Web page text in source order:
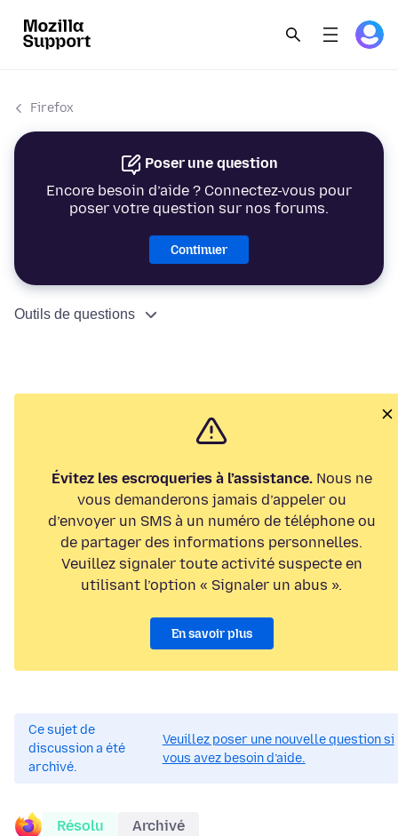
Firefox
Poser une question
Encore besoin d’aide ? Connectez-vous pour
poser votre question sur nos forums.
Continuer
Outils de questions
Évitez les escroqueries à l’assistance.Nous ne
vous demanderons jamais d’appeler ou
d’envoyer un SMS à un numéro de téléphone ou
de partager des informations personnelles.
Veuillez signaler toute activité suspecte en
utilisant l’option « Signaler un abus ».
En savoir plus
Ce sujet de
discussion a été
archivé.
Veuillez poser une nouvelle question si
vous avez besoin d’aide.
Résolu Archivé